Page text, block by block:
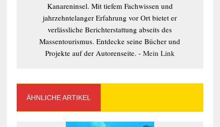
Kanareninsel. Mit tiefem Fachwissen und
jahrzehntelanger Erfahrung vor Ort bietet er
verlässliche Berichterstattung abseits des
Massentourismus. Entdecke seine Bücher und
Projekte auf der Autorenseite. - Mein Link
ÄHNLICHE ARTIKEL